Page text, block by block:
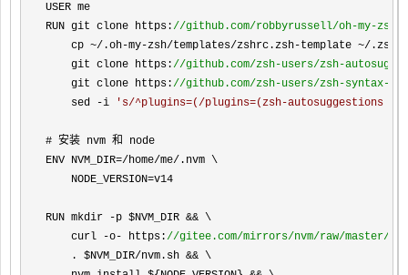
USER me
RUN git clone https://github.com/robbyrussell/oh-my-
cp ~/.oh-my-zsh/templates/zshrc.zsh-template ~/
    git clone https:
//github.com/zsh-users/zsh-
    git clone https:
//github.com/zsh-users/zsh-syntax-
    sed -i
' s/^plugins=(/plugins=(zsh-autosuggestions
# 安装 nvm 和 node
ENV NVM_DIR=/home/me/ .nvm \
    NODE_VERSION
=v14
RUN mkdir -p $NVM_DIR && \
    curl
-o- https://gitee.com/mirrors/nvm/raw/master/
    . $NVM_DIR/nvm.sh &&
\